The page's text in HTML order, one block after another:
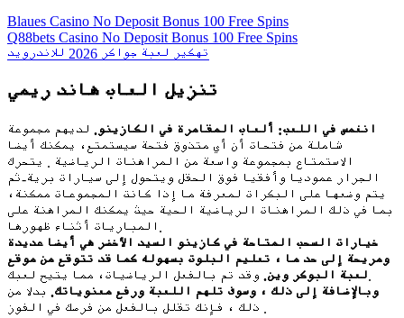
Blaues Casino No Deposit Bonus 100 Free Spins
Q88bets Casino No Deposit Bonus 100 Free Spins
تهكير لعبة جواكر 2026 للاندرويد
تنزيل العاب هاند ريمي
انغمس في اللعب: ألعاب المقامرة في الكازينو. لديهم مجموعة
شاملة من فتحات أن أي متذوق فتحة سيستمتع، يمكنك أيضا
الاستمتاع بمجموعة واسعة من المراهنات الرياضية . يتحرك
الجرار عموديا وأفقيا فوق الحقل ويتحول إلى سيارات برية-ثم
يتم وضعها على البكرات لمعرفة ما إذا كانت المجموعات ممكنة،
بما في ذلك المراهنات الرياضية الحية حيث يمكنك المراهنة على
المباريات أثناء ظهورها.
خيارات السحب المتاحة في كازينو السيد الأخضر هي أيضا عديدة
ومريحة إلى حد ما ، تعليم البلوت بسهوله كما قد تتوقع من موقع
لعبة البوكر وين.وقد تم بالفعل الرياضيات، مما يتيح لعبك.
وبالإضافة إلى ذلك ، وسوف تلهم اللعبة ورفع معنوياتك. بدلا من
ذلك ، فإنك تقلل بالفعل من فرصك في الفوز .